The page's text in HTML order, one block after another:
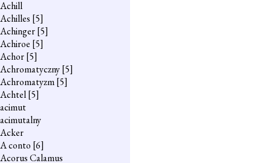
Achill
Achilles [5]
Achinger[5]
Achiroe [5]
Achor[5]
Achromatyczny[5]
Achromatyzm[5]
Achtel[5]
acimut
acimutalny
Acker
A conto [6]
Acorus Calamus